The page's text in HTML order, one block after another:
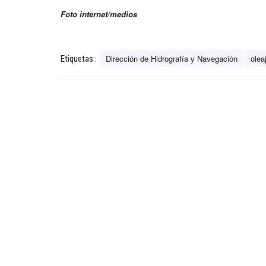
Foto internet/medios
Etiquetas : Dirección de Hidrografía y Navegación